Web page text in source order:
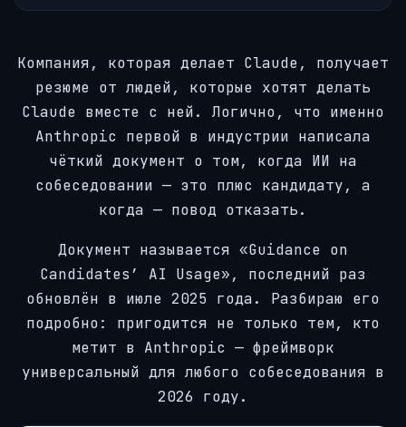
Компания, которая делает Claude, получает
резюме от людей, которые хотят делать
Claude вместе с ней. Логично, что именно
Anthropic первой в индустрии написала
чёткий документ о том, когда ИИ на
собеседовании — это плюс кандидату, а
когда — повод отказать.
Документ называется «Guidance on
Candidates’ AI Usage», последний раз
обновлён в июле 2025 года. Разбираю его
подробно: пригодится не только тем, кто
метит в Anthropic — фреймворк
универсальный для любого собеседования в
2026 году.